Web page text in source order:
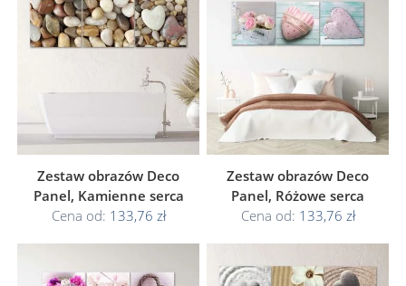
Zestaw obrazów Deco
Panel, Kamienne serca
Cena od: 133,76 zł
Zestaw obrazów Deco
Panel, Różowe serca
Cena od: 133,76 zł